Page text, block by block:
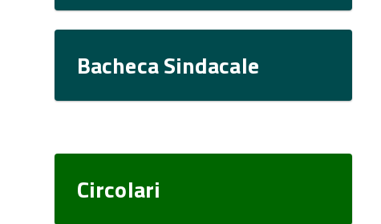
Bacheca Sindacale
Circolari